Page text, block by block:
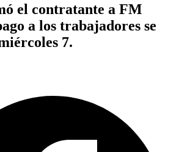
el contratante a FM
a los trabajadores se
7.